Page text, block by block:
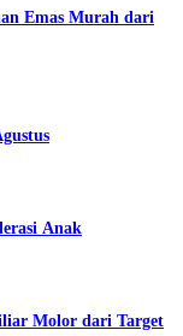
Emas Murah dari
Anak
Molor dari Target